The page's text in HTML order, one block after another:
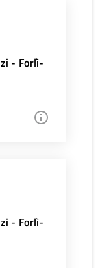
- Forlì-
- Forlì-